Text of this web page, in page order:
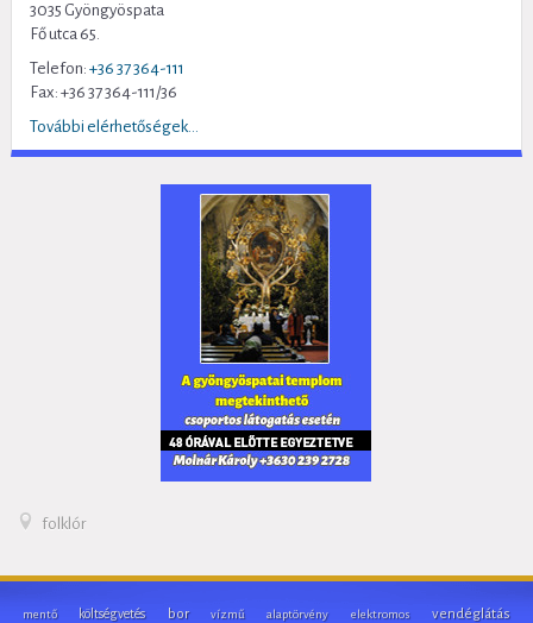
3035 Gyöngyöspata
Fő utca 65.
Telefon: +36 37 364-111
Fax: +36 37 364-111/36
További elérhetőségek...
folklór
mentő költségvetés bor vízmű alaptörvény elektromos vendéglátás